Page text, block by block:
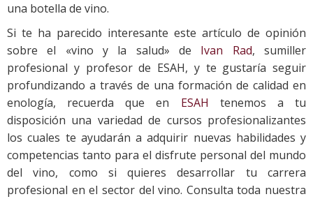
una botella de vino.
Si te ha parecido interesante este artículo de opinión
sobre el «vino y la salud» de Ivan Rad, sumiller
profesional y profesor de ESAH, y te gustaría seguir
profundizando a través de una formación de calidad en
enología, recuerda que en ESAH tenemos a tu
disposición una variedad de cursos profesionalizantes
los cuales te ayudarán a adquirir nuevas habilidades y
competencias tanto para el disfrute personal del mundo
del vino, como si quieres desarrollar tu carrera
profesional en el sector del vino. Consulta toda nuestra